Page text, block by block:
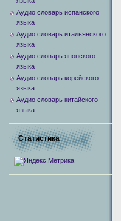
Аудио словарь испанского
языка
Аудио словарь итальянского
языка
Аудио словарь японского
языка
Аудио словарь корейского
языка
Аудио словарь китайского
языка
Статистика